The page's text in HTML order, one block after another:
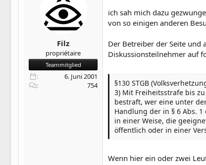
Filz
propriétaire
Teammitglied
6. Juni 2001
754
ich sah mich dazu
von so einigen anderen
Der Betreiber der Seite
Diskussionsteilnehmer auf
§130 STGB
3) Mit Freiheitsstrafe bis
bestraft, wer eine unter
Handlung der in § 6 Abs.
in einer Weise, die
öffentlich oder in einer
Wenn hier ein oder zwei